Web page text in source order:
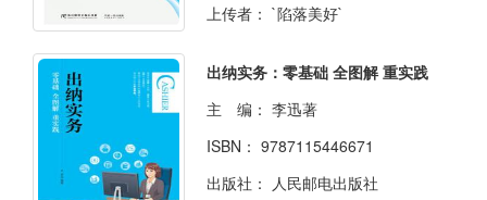
上传者： `陷落美好`
出纳实务：零基础 全图解 重实践
主 编： 李迅著
ISBN： 9787115446671
出版社：
人民邮电出版社